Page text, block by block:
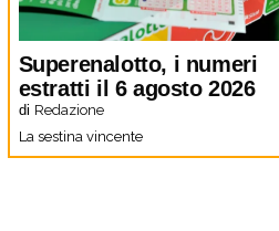
Superenalotto, i numeri
estratti il 6 agosto 2026
di Redazione
La sestina vincente